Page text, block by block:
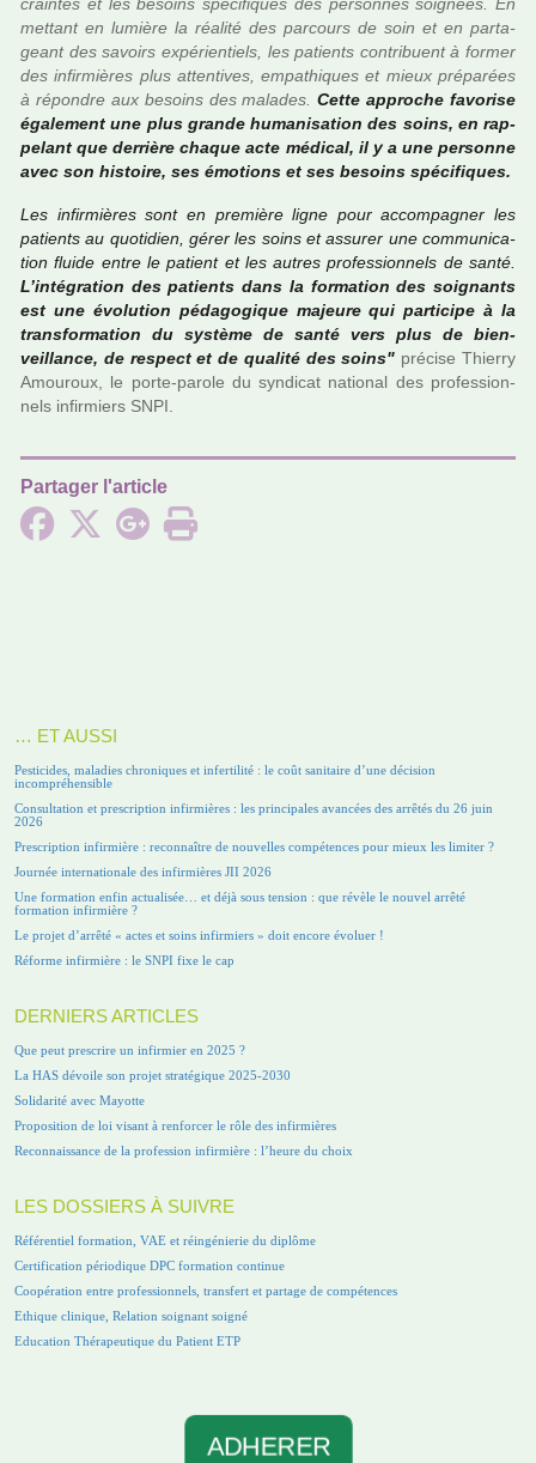
crain­tes et les besoins spé­ci­fi­ques des per­son­nes soi­gnées. En
met­tant en lumière la réa­lité des par­cours de soin et en par­ta­
geant des savoirs expé­rien­tiels, les patients contri­buent à former
des infir­miè­res plus atten­ti­ves, empa­thi­ques et mieux pré­pa­rées
à répon­dre aux besoins des mala­des. Cette appro­che favo­rise
également une plus grande huma­ni­sa­tion des soins, en rap­
pe­lant que der­rière chaque acte médi­cal, il y a une per­sonne
avec son his­toire, ses émotions et ses besoins spé­ci­fi­ques.
Les infir­miè­res sont en pre­mière ligne pour accom­pa­gner les
patients au quo­ti­dien, gérer les soins et assu­rer une com­mu­ni­ca­
tion fluide entre le patient et les autres pro­fes­sion­nels de santé.
L’inté­gra­tion des patients dans la for­ma­tion des soi­gnants
est une évolution péda­go­gi­que majeure qui par­ti­cipe à la
trans­for­ma­tion du sys­tème de santé vers plus de bien­
veillance, de res­pect et de qua­lité des soins" pré­cise Thierry
Amouroux, le porte-parole du syn­di­cat natio­nal des pro­fes­sion­
nels infir­miers SNPI.
Partager l'article
… ET AUSSI
Pesticides, maladies chroniques et infertilité : le coût sanitaire d’une décision
incompréhensible
Consultation et prescription infirmières : les principales avancées des arrêtés du 26 juin
2026
Prescription infirmière : reconnaître de nouvelles compétences pour mieux les limiter ?
Journée internationale des infirmières JII 2026
Une formation enfin actualisée… et déjà sous tension : que révèle le nouvel arrêté
formation infirmière ?
Le projet d’arrêté « actes et soins infirmiers » doit encore évoluer !
Réforme infirmière : le SNPI fixe le cap
DERNIERS ARTICLES
Que peut prescrire un infirmier en 2025 ?
La HAS dévoile son projet stratégique 2025-2030
Solidarité avec Mayotte
Proposition de loi visant à renforcer le rôle des infirmières
Reconnaissance de la profession infirmière : l’heure du choix
LES DOSSIERS À SUIVRE
Référentiel formation, VAE et réingénierie du diplôme
Certification périodique DPC formation continue
Coopération entre professionnels, transfert et partage de compétences
Ethique clinique, Relation soignant soigné
Education Thérapeutique du Patient ETP
ADHERER